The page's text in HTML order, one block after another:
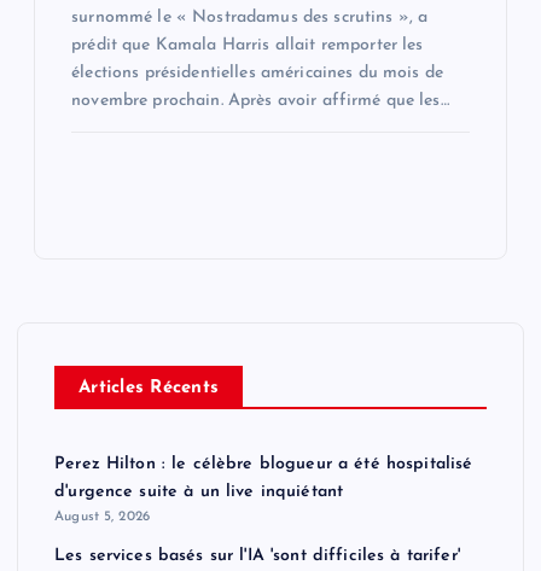
surnommé le « Nostradamus des scrutins », a
prédit que Kamala Harris allait remporter les
élections présidentielles américaines du mois de
novembre prochain. Après avoir affirmé que les…
Articles Récents
Perez Hilton : le célèbre blogueur a été hospitalisé
d'urgence suite à un live inquiétant
August 5, 2026
Les services basés sur l'IA 'sont difficiles à tarifer'